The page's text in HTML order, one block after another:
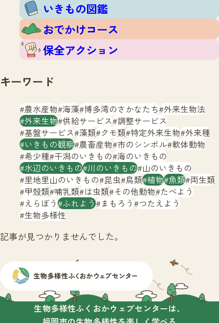
サイトマップ
いきもの図鑑
おでかけコース
保全アクション
キーワード
農水産物 海藻 博多湾のさかなたち 外来生物法
外来生物 供給サービス 調整サービス
基盤サービス 藻類 クモ類 特定外来生物 外来種
いきもの観察 農畜産物 市のシンボル 軟体動物
希少種 干潟のいきもの 海のいきもの
水辺のいきもの 川のいきもの 山のいきもの
里地里山のいきもの 昆虫 鳥類 植物 魚類 両生類
甲殻類 哺乳類 は虫類 その他動物 たべよう
えらぼう ふれよう まもろう つたえよう
生物多様性
記事が見つかりませんでした。
生物多様性ふくおかウェブセンターは、